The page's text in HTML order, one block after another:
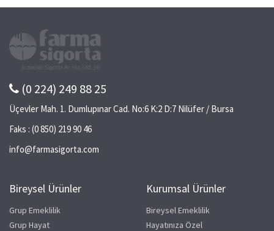
(0 224) 249 88 25
Üçevler Mah. 1. Dumlupınar Cad. No:6 K:2 D:7 Nilüfer / Bursa
Faks : (0 850) 219 90 46
info@farmasigorta.com
Bireysel Ürünler
Grup Emeklilik
Grup Hayat
Kurumsal Ürünler
Bireysel Emeklilik
Hayatınıza Özel